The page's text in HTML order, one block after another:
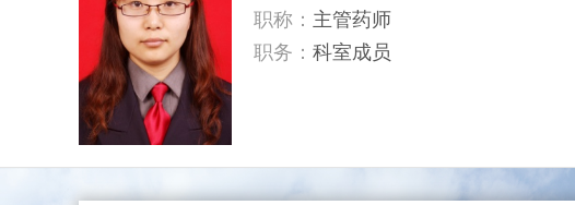
职称： 主管药师
职务： 科室成员